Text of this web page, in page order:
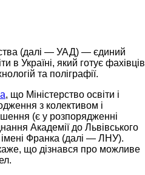
(далі — УАД) — єдиний
в Україні, який готує фахівців
та поліграфії.
, що Міністерство освіти і
з колективом і
(є у розпорядженні
Академії до Львівського
імені Франка (далі — ЛНУ).
що дізнався про можливе